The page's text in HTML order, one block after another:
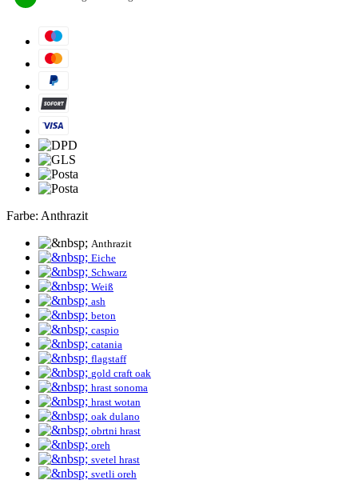
Farbe: Anthrazit
Anthrazit
Eiche
Schwarz
Weiß
ash
beton
caspio
catania
flagstaff
gold craft oak
hrast sonoma
hrast wotan
oak dulano
obrtni hrast
oreh
svetel hrast
svetli oreh